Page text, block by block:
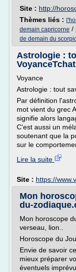
Site : http://
Thèmes liés :
demain capricorne /
de demain du
Astrologie :
Voyance
Astrologie : tout
Par définition
mot vient du grec
signifie alors
C'est aussi un
soutenant que la
sur le
Lire la suite
Site : https://
Mon
du-
Mon horoscope
verseau, lion..
Horoscope du
Envie de savoir
mieux préparer
éventuels